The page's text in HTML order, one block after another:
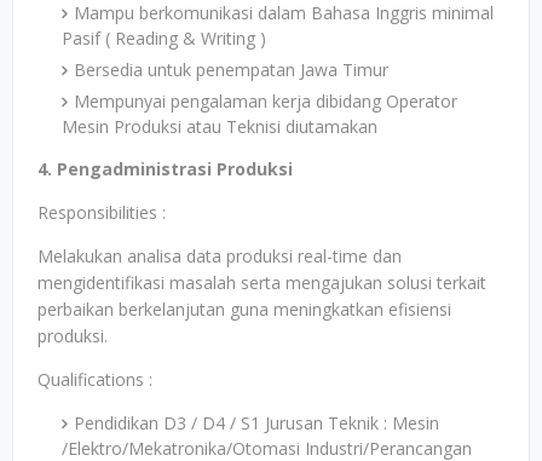
Mampu berkomunikasi dalam Bahasa Inggris minimal
Pasif ( Reading & Writing )
Bersedia untuk penempatan Jawa Timur
Mempunyai pengalaman kerja dibidang Operator
Mesin Produksi atau Teknisi diutamakan
4. Pengadministrasi Produksi
Responsibilities :
Melakukan analisa data produksi real-time dan
mengidentifikasi masalah serta mengajukan solusi terkait
perbaikan berkelanjutan guna meningkatkan efisiensi
produksi.
Qualifications :
Pendidikan D3 / D4 / S1 Jurusan Teknik : Mesin
/Elektro/Mekatronika/Otomasi Industri/Perancangan